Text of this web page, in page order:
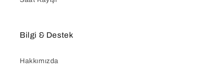
Bilgi & Destek
Hakkımızda